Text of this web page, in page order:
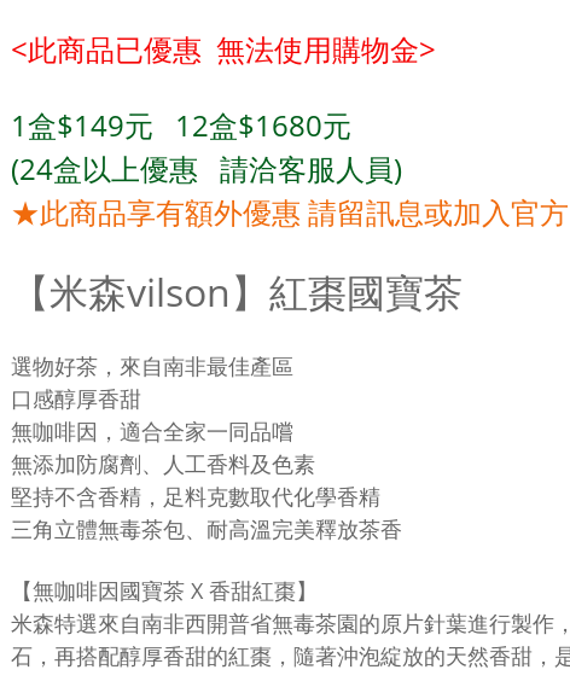
<此商品已優惠 無法使用購物金>
1盒$149元 12盒$1680元
(24盒以上優惠 請洽客服人員)
★此商品享有額外優惠 請留訊息或加入官
【米森vilson】紅棗國寶茶
選物好茶，來自南非最佳產區
口感醇厚香甜
無咖啡因，適合全家一同品嚐
無添加防腐劑、人工香料及色素
堅持不含香精，足料克數取代化學香精
三角立體無毒茶包、耐高溫完美釋放茶香
【無咖啡因國寶茶 X 香甜紅棗】
米森特選來自南非西開普省無毒茶園的原片針葉進行製作
石，再搭配醇厚香甜的紅棗，隨著沖泡綻放的天然香甜，